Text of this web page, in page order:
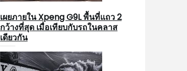
เผยภายใน Xpeng G9L พื้นที่แถว 2
กว้างที่สุด เมื่อเทียบกับรถในคลาส
เดียวกัน